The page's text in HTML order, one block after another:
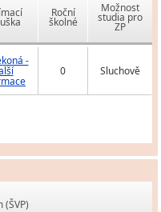
Roční
školné
Možnost
studia pro
ZP
-
0 Sluchově